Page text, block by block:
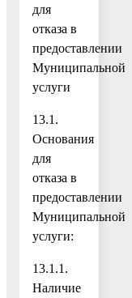
для
отказа в
предоставлении
Муниципальной
услуги
13.1.
Основания
для
отказа в
предоставлении
Муниципальной
услуги:
13.1.1.
Наличие